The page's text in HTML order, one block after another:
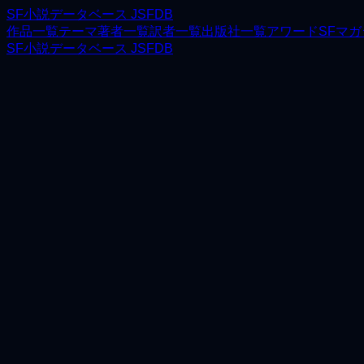
SF小説データベース JSFDB
作品一覧テーマ著者一覧訳者一覧出版社一覧アワードSFマガ
SF小説データベース JSFDB